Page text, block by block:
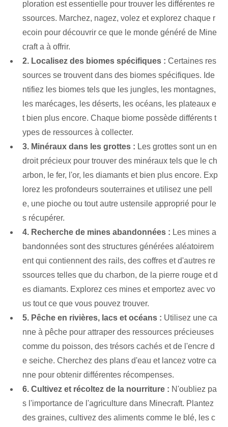
ploration est essentielle pour trouver les différentes re
ssources. Marchez, nagez, volez et explorez chaque r
ecoin pour découvrir ce que le monde généré de Mine
craft a à offrir.
2. Localisez des biomes spécifiques : Certaines res
sources se trouvent dans des biomes spécifiques. Ide
ntifiez les biomes tels que les jungles, les montagnes,
les marécages, les déserts, les océans, les plateaux e
t bien plus encore. Chaque biome possède différents t
ypes de ressources à collecter.
3. Minéraux dans les grottes : Les grottes sont un en
droit précieux pour trouver des minéraux tels que le ch
arbon, le fer, l'or, les diamants et bien plus encore. Exp
lorez les profondeurs souterraines et utilisez une pell
e, une pioche ou tout autre ustensile approprié pour le
s récupérer.
4. Recherche de mines abandonnées : Les mines a
bandonnées sont des structures générées aléatoirem
ent qui contiennent des rails, des coffres et d'autres re
ssources telles que du charbon, de la pierre rouge et d
es diamants. Explorez ces mines et emportez avec vo
us tout ce que vous pouvez trouver.
5. Pêche en rivières, lacs et océans : Utilisez une ca
nne à pêche pour attraper des ressources précieuses
comme du poisson, des trésors cachés et de l'encre d
e seiche. Cherchez des plans d'eau et lancez votre ca
nne pour obtenir différentes récompenses.
6. Cultivez et récoltez de la nourriture : N'oubliez pa
s l'importance de l'agriculture dans Minecraft. Plantez
des graines, cultivez des aliments comme le blé, les c